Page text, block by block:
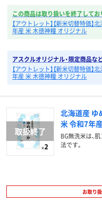
この商品は取り扱いを終了してお
【アウトレット】【新米切替特価
年産 米 木徳神糧 オリジナル
アスクルオリジナル・限定商品な
【アウトレット】【新米切替特価
年産 米 木徳神糧 オリジナル
北海道産
米 令和7年
BG無洗米は、
法です。
お取り